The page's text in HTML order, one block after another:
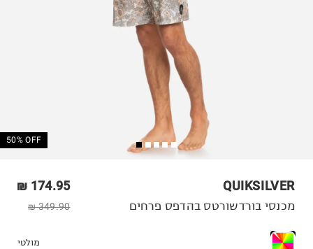
50% OFF
QUIKSILVER
174.95 ₪
349.90 ₪ מכנסי בורדשורטס בהדפס פרחים
מולטי